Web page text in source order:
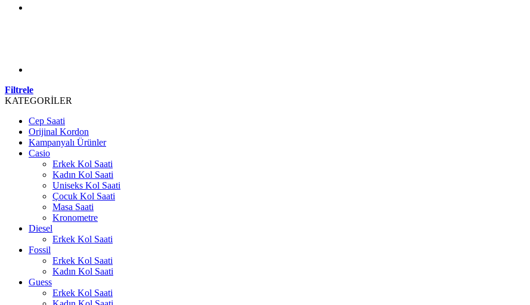
Filtrele
KATEGORİLER
Cep Saati
Orijinal Kordon
Kampanyalı Ürünler
Casio
Erkek Kol Saati
Kadın Kol Saati
Uniseks Kol Saati
Çocuk Kol Saati
Masa Saati
Kronometre
Diesel
Erkek Kol Saati
Fossil
Erkek Kol Saati
Kadın Kol Saati
Guess
Erkek Kol Saati